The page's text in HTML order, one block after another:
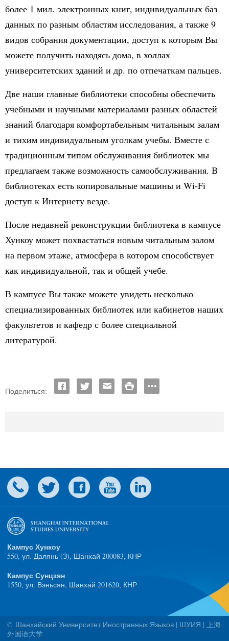
более 1 мил. электронных книг, индивидуальных баз
данных по разным областям исследования, а также 9
видов собрания документации, доступ к которым Вы
можете получить находясь дома, в холлах
университетских зданий и др. по отпечаткам пальцев.
Две наши главные библиотеки способны обеспечить
учебными и научными материалами разных областей
знаний благодаря комфортабельным читальным залам
и тихим индивидуальным уголкам учебы. Вместе с
традиционным типом обслуживания библиотек мы
предлагаем также возможность самообслуживания. В
библиотеках есть копировальные машины и Wi-Fi
доступ к Интернету везде.
После недавней реконструкции библиотека в кампусе
Хункоу может похвастаться новым читальным залом
на первом этаже, атмосфера в котором способствует
как индивидуальной, так и общей учебе.
В кампусе Вы также можете увидеть несколько
специализированных библиотек или кабинетов наших
факультетов и кафедр с более специальной
литературой.
Поделиться:
Кампус Хункоу
550, ул. Далянь (З), Шанхай 200083, КНР
Кампус Сунцзян
1550, ул. Вэньсян, Шанхай 201620, КНР
© Шанхайский Университет Иностранных Языков | ШУИЯ | 上海
外国语大学